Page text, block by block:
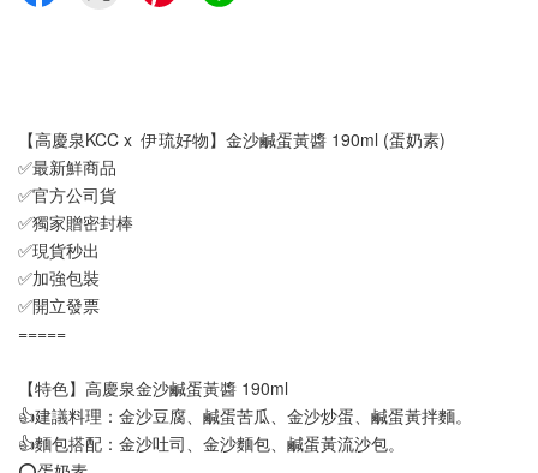
【高慶泉KCC x  伊琉好物】金沙鹹蛋黃醬 190ml (蛋奶素)
✅最新鮮商品
✅官方公司貨
✅獨家贈密封棒
✅現貨秒出
✅加強包裝
✅開立發票
=====
【特色】高慶泉金沙鹹蛋黃醬 190ml
👍建議料理：金沙豆腐、鹹蛋苦瓜、金沙炒蛋、鹹蛋黃拌麵。
👍麵包搭配：金沙吐司、金沙麵包、鹹蛋黃流沙包。